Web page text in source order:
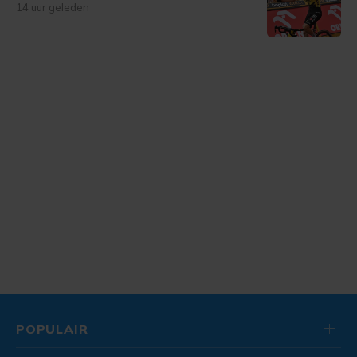
14 uur geleden
POPULAIR